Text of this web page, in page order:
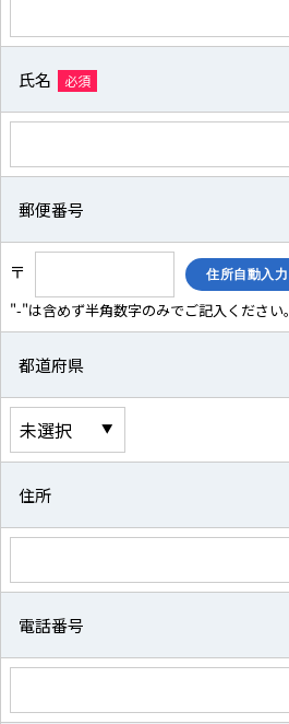
氏名 必須
郵便番号
〒
"-"は含めず半角数字のみでご記入ください。
都道府県
住所
電話番号